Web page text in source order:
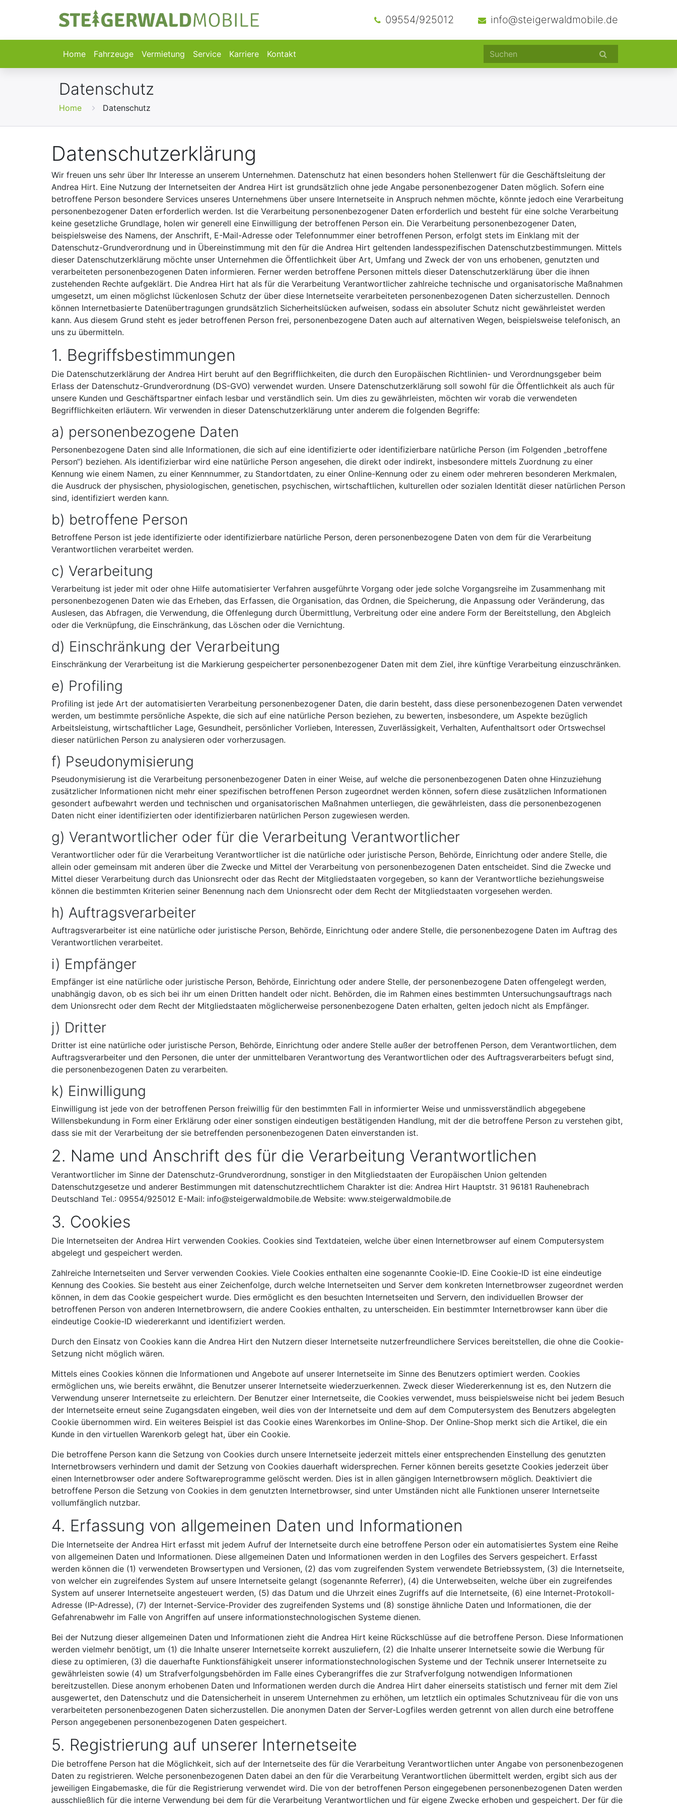
09554/925012 info@steigerwaldmobile.de
Home Fahrzeuge Vermietung Service Karriere Kontakt
Datenschutz
Home Datenschutz
Datenschutzerklärung
Wir freuen uns sehr über Ihr Interesse an unserem Unternehmen. Datenschutz hat einen besonders hohen Stellenwert für die Geschäftsleitung der
Andrea Hirt. Eine Nutzung der Internetseiten der Andrea Hirt ist grundsätzlich ohne jede Angabe personenbezogener Daten möglich. Sofern eine
betroffene Person besondere Services unseres Unternehmens über unsere Internetseite in Anspruch nehmen möchte, könnte jedoch eine Verarbeitung
personenbezogener Daten erforderlich werden. Ist die Verarbeitung personenbezogener Daten erforderlich und besteht für eine solche Verarbeitung
keine gesetzliche Grundlage, holen wir generell eine Einwilligung der betroffenen Person ein. Die Verarbeitung personenbezogener Daten,
beispielsweise des Namens, der Anschrift, E-Mail-Adresse oder Telefonnummer einer betroffenen Person, erfolgt stets im Einklang mit der
Datenschutz-Grundverordnung und in Übereinstimmung mit den für die Andrea Hirt geltenden landesspezifischen Datenschutzbestimmungen. Mittels
dieser Datenschutzerklärung möchte unser Unternehmen die Öffentlichkeit über Art, Umfang und Zweck der von uns erhobenen, genutzten und
verarbeiteten personenbezogenen Daten informieren. Ferner werden betroffene Personen mittels dieser Datenschutzerklärung über die ihnen
zustehenden Rechte aufgeklärt. Die Andrea Hirt hat als für die Verarbeitung Verantwortlicher zahlreiche technische und organisatorische Maßnahmen
umgesetzt, um einen möglichst lückenlosen Schutz der über diese Internetseite verarbeiteten personenbezogenen Daten sicherzustellen. Dennoch
können Internetbasierte Datenübertragungen grundsätzlich Sicherheitslücken aufweisen, sodass ein absoluter Schutz nicht gewährleistet werden
kann. Aus diesem Grund steht es jeder betroffenen Person frei, personenbezogene Daten auch auf alternativen Wegen, beispielsweise telefonisch, an
uns zu übermitteln.
1. Begriffsbestimmungen
Die Datenschutzerklärung der Andrea Hirt beruht auf den Begrifflichkeiten, die durch den Europäischen Richtlinien- und Verordnungsgeber beim
Erlass der Datenschutz-Grundverordnung (DS-GVO) verwendet wurden. Unsere Datenschutzerklärung soll sowohl für die Öffentlichkeit als auch für
unsere Kunden und Geschäftspartner einfach lesbar und verständlich sein. Um dies zu gewährleisten, möchten wir vorab die verwendeten
Begrifflichkeiten erläutern. Wir verwenden in dieser Datenschutzerklärung unter anderem die folgenden Begriffe:
a) personenbezogene Daten
Personenbezogene Daten sind alle Informationen, die sich auf eine identifizierte oder identifizierbare natürliche Person (im Folgenden „betroffene
Person“) beziehen. Als identifizierbar wird eine natürliche Person angesehen, die direkt oder indirekt, insbesondere mittels Zuordnung zu einer
Kennung wie einem Namen, zu einer Kennnummer, zu Standortdaten, zu einer Online-Kennung oder zu einem oder mehreren besonderen Merkmalen,
die Ausdruck der physischen, physiologischen, genetischen, psychischen, wirtschaftlichen, kulturellen oder sozialen Identität dieser natürlichen Person
sind, identifiziert werden kann.
b) betroffene Person
Betroffene Person ist jede identifizierte oder identifizierbare natürliche Person, deren personenbezogene Daten von dem für die Verarbeitung
Verantwortlichen verarbeitet werden.
c) Verarbeitung
Verarbeitung ist jeder mit oder ohne Hilfe automatisierter Verfahren ausgeführte Vorgang oder jede solche Vorgangsreihe im Zusammenhang mit
personenbezogenen Daten wie das Erheben, das Erfassen, die Organisation, das Ordnen, die Speicherung, die Anpassung oder Veränderung, das
Auslesen, das Abfragen, die Verwendung, die Offenlegung durch Übermittlung, Verbreitung oder eine andere Form der Bereitstellung, den Abgleich
oder die Verknüpfung, die Einschränkung, das Löschen oder die Vernichtung.
d) Einschränkung der Verarbeitung
Einschränkung der Verarbeitung ist die Markierung gespeicherter personenbezogener Daten mit dem Ziel, ihre künftige Verarbeitung einzuschränken.
e) Profiling
Profiling ist jede Art der automatisierten Verarbeitung personenbezogener Daten, die darin besteht, dass diese personenbezogenen Daten verwendet
werden, um bestimmte persönliche Aspekte, die sich auf eine natürliche Person beziehen, zu bewerten, insbesondere, um Aspekte bezüglich
Arbeitsleistung, wirtschaftlicher Lage, Gesundheit, persönlicher Vorlieben, Interessen, Zuverlässigkeit, Verhalten, Aufenthaltsort oder Ortswechsel
dieser natürlichen Person zu analysieren oder vorherzusagen.
f) Pseudonymisierung
Pseudonymisierung ist die Verarbeitung personenbezogener Daten in einer Weise, auf welche die personenbezogenen Daten ohne Hinzuziehung
zusätzlicher Informationen nicht mehr einer spezifischen betroffenen Person zugeordnet werden können, sofern diese zusätzlichen Informationen
gesondert aufbewahrt werden und technischen und organisatorischen Maßnahmen unterliegen, die gewährleisten, dass die personenbezogenen
Daten nicht einer identifizierten oder identifizierbaren natürlichen Person zugewiesen werden.
g) Verantwortlicher oder für die Verarbeitung Verantwortlicher
Verantwortlicher oder für die Verarbeitung Verantwortlicher ist die natürliche oder juristische Person, Behörde, Einrichtung oder andere Stelle, die
allein oder gemeinsam mit anderen über die Zwecke und Mittel der Verarbeitung von personenbezogenen Daten entscheidet. Sind die Zwecke und
Mittel dieser Verarbeitung durch das Unionsrecht oder das Recht der Mitgliedstaaten vorgegeben, so kann der Verantwortliche beziehungsweise
können die bestimmten Kriterien seiner Benennung nach dem Unionsrecht oder dem Recht der Mitgliedstaaten vorgesehen werden.
h) Auftragsverarbeiter
Auftragsverarbeiter ist eine natürliche oder juristische Person, Behörde, Einrichtung oder andere Stelle, die personenbezogene Daten im Auftrag des
Verantwortlichen verarbeitet.
i) Empfänger
Empfänger ist eine natürliche oder juristische Person, Behörde, Einrichtung oder andere Stelle, der personenbezogene Daten offengelegt werden,
unabhängig davon, ob es sich bei ihr um einen Dritten handelt oder nicht. Behörden, die im Rahmen eines bestimmten Untersuchungsauftrags nach
dem Unionsrecht oder dem Recht der Mitgliedstaaten möglicherweise personenbezogene Daten erhalten, gelten jedoch nicht als Empfänger.
j) Dritter
Dritter ist eine natürliche oder juristische Person, Behörde, Einrichtung oder andere Stelle außer der betroffenen Person, dem Verantwortlichen, dem
Auftragsverarbeiter und den Personen, die unter der unmittelbaren Verantwortung des Verantwortlichen oder des Auftragsverarbeiters befugt sind,
die personenbezogenen Daten zu verarbeiten.
k) Einwilligung
Einwilligung ist jede von der betroffenen Person freiwillig für den bestimmten Fall in informierter Weise und unmissverständlich abgegebene
Willensbekundung in Form einer Erklärung oder einer sonstigen eindeutigen bestätigenden Handlung, mit der die betroffene Person zu verstehen gibt,
dass sie mit der Verarbeitung der sie betreffenden personenbezogenen Daten einverstanden ist.
2. Name und Anschrift des für die Verarbeitung Verantwortlichen
Verantwortlicher im Sinne der Datenschutz-Grundverordnung, sonstiger in den Mitgliedstaaten der Europäischen Union geltenden
Datenschutzgesetze und anderer Bestimmungen mit datenschutzrechtlichem Charakter ist die: Andrea Hirt Hauptstr. 31 96181 Rauhenebrach
Deutschland Tel.: 09554/925012 E-Mail: info@steigerwaldmobile.de Website: www.steigerwaldmobile.de
3. Cookies
Die Internetseiten der Andrea Hirt verwenden Cookies. Cookies sind Textdateien, welche über einen Internetbrowser auf einem Computersystem
abgelegt und gespeichert werden.
Zahlreiche Internetseiten und Server verwenden Cookies. Viele Cookies enthalten eine sogenannte Cookie-ID. Eine Cookie-ID ist eine eindeutige
Kennung des Cookies. Sie besteht aus einer Zeichenfolge, durch welche Internetseiten und Server dem konkreten Internetbrowser zugeordnet werden
können, in dem das Cookie gespeichert wurde. Dies ermöglicht es den besuchten Internetseiten und Servern, den individuellen Browser der
betroffenen Person von anderen Internetbrowsern, die andere Cookies enthalten, zu unterscheiden. Ein bestimmter Internetbrowser kann über die
eindeutige Cookie-ID wiedererkannt und identifiziert werden.
Durch den Einsatz von Cookies kann die Andrea Hirt den Nutzern dieser Internetseite nutzerfreundlichere Services bereitstellen, die ohne die Cookie-
Setzung nicht möglich wären.
Mittels eines Cookies können die Informationen und Angebote auf unserer Internetseite im Sinne des Benutzers optimiert werden. Cookies
ermöglichen uns, wie bereits erwähnt, die Benutzer unserer Internetseite wiederzuerkennen. Zweck dieser Wiedererkennung ist es, den Nutzern die
Verwendung unserer Internetseite zu erleichtern. Der Benutzer einer Internetseite, die Cookies verwendet, muss beispielsweise nicht bei jedem Besuch
der Internetseite erneut seine Zugangsdaten eingeben, weil dies von der Internetseite und dem auf dem Computersystem des Benutzers abgelegten
Cookie übernommen wird. Ein weiteres Beispiel ist das Cookie eines Warenkorbes im Online-Shop. Der Online-Shop merkt sich die Artikel, die ein
Kunde in den virtuellen Warenkorb gelegt hat, über ein Cookie.
Die betroffene Person kann die Setzung von Cookies durch unsere Internetseite jederzeit mittels einer entsprechenden Einstellung des genutzten
Internetbrowsers verhindern und damit der Setzung von Cookies dauerhaft widersprechen. Ferner können bereits gesetzte Cookies jederzeit über
einen Internetbrowser oder andere Softwareprogramme gelöscht werden. Dies ist in allen gängigen Internetbrowsern möglich. Deaktiviert die
betroffene Person die Setzung von Cookies in dem genutzten Internetbrowser, sind unter Umständen nicht alle Funktionen unserer Internetseite
vollumfänglich nutzbar.
4. Erfassung von allgemeinen Daten und Informationen
Die Internetseite der Andrea Hirt erfasst mit jedem Aufruf der Internetseite durch eine betroffene Person oder ein automatisiertes System eine Reihe
von allgemeinen Daten und Informationen. Diese allgemeinen Daten und Informationen werden in den Logfiles des Servers gespeichert. Erfasst
werden können die (1) verwendeten Browsertypen und Versionen, (2) das vom zugreifenden System verwendete Betriebssystem, (3) die Internetseite,
von welcher ein zugreifendes System auf unsere Internetseite gelangt (sogenannte Referrer), (4) die Unterwebseiten, welche über ein zugreifendes
System auf unserer Internetseite angesteuert werden, (5) das Datum und die Uhrzeit eines Zugriffs auf die Internetseite, (6) eine Internet-Protokoll-
Adresse (IP-Adresse), (7) der Internet-Service-Provider des zugreifenden Systems und (8) sonstige ähnliche Daten und Informationen, die der
Gefahrenabwehr im Falle von Angriffen auf unsere informationstechnologischen Systeme dienen.
Bei der Nutzung dieser allgemeinen Daten und Informationen zieht die Andrea Hirt keine Rückschlüsse auf die betroffene Person. Diese Informationen
werden vielmehr benötigt, um (1) die Inhalte unserer Internetseite korrekt auszuliefern, (2) die Inhalte unserer Internetseite sowie die Werbung für
diese zu optimieren, (3) die dauerhafte Funktionsfähigkeit unserer informationstechnologischen Systeme und der Technik unserer Internetseite zu
gewährleisten sowie (4) um Strafverfolgungsbehörden im Falle eines Cyberangriffes die zur Strafverfolgung notwendigen Informationen
bereitzustellen. Diese anonym erhobenen Daten und Informationen werden durch die Andrea Hirt daher einerseits statistisch und ferner mit dem Ziel
ausgewertet, den Datenschutz und die Datensicherheit in unserem Unternehmen zu erhöhen, um letztlich ein optimales Schutzniveau für die von uns
verarbeiteten personenbezogenen Daten sicherzustellen. Die anonymen Daten der Server-Logfiles werden getrennt von allen durch eine betroffene
Person angegebenen personenbezogenen Daten gespeichert.
5. Registrierung auf unserer Internetseite
Die betroffene Person hat die Möglichkeit, sich auf der Internetseite des für die Verarbeitung Verantwortlichen unter Angabe von personenbezogenen
Daten zu registrieren. Welche personenbezogenen Daten dabei an den für die Verarbeitung Verantwortlichen übermittelt werden, ergibt sich aus der
jeweiligen Eingabemaske, die für die Registrierung verwendet wird. Die von der betroffenen Person eingegebenen personenbezogenen Daten werden
ausschließlich für die interne Verwendung bei dem für die Verarbeitung Verantwortlichen und für eigene Zwecke erhoben und gespeichert. Der für die